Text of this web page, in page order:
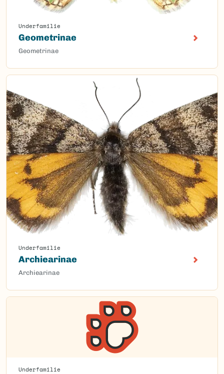
Underfamilie
Geometrinae
Geometrinae
Underfamilie
Archiearinae
Archiearinae
Underfamilie